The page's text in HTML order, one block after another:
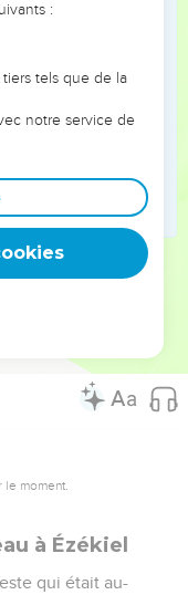
Ah ! Seigneur
d'Israël et de
est rempli de
car ils disent :
ne voit rien.’
de pitié, je n'aurai
leur conduite sur leur
portait du matériel
moment.
à Ézékiel
qui était au-
:
tels que de la
notre service de